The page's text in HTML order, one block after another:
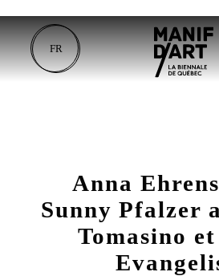
FR
Anna
Sunny Pfalzer
Tomasino